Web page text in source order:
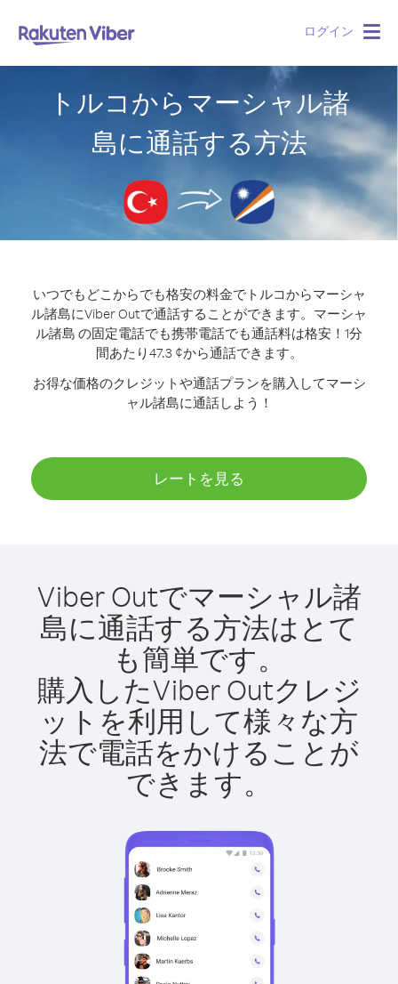
ログイン
トルコからマーシャル諸
島に通話する方法
いつでもどこからでも格安の料金でトルコからマーシャ
ル諸島にViber Outで通話することができます。 マーシャ
ル諸島 の固定電話でも携帯電話でも通話料は格安！1分
間あたり47.3 ¢から通話できます。
お得な価格のクレジットや通話プランを購入してマーシ
ャル諸島に通話しよう！
レートを見る
Viber Outでマーシャル諸
島に通話する方法はとて
も簡単です。
購入したViber Outクレジ
ットを利用して様々な方
法で電話をかけることが
できます。